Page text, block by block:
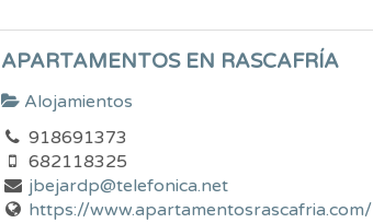
APARTAMENTOS EN RASCAFRÍA
Alojamientos
918691373
682118325
jbejardp@telefonica.net
https://www.apartamentosrascafria.com/